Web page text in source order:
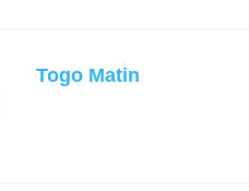
Togo Matin